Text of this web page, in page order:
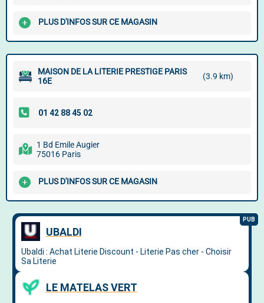
PLUS D'INFOS SUR CE MAGASIN
MAISON DE LA LITERIE PRESTIGE PARIS
16E
(3.9 km)
1 Bd Emile Augier
75016 Paris
PLUS D'INFOS SUR CE MAGASIN